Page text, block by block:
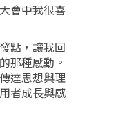
會中我很喜
點，讓我回
那種感動。
達思想與理
者成長與感